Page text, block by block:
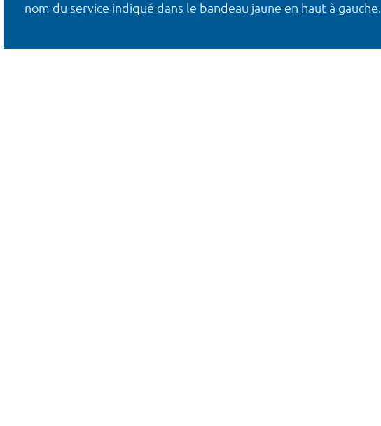
nom du service indiqué dans le bandeau jaune en haut à gauche.